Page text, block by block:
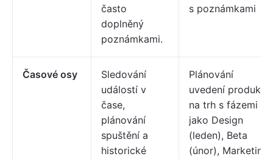
často
doplněný
poznámkami.
s poznámkami
Časové osy
Sledování
událostí v
čase,
plánování
spuštění a
historické
Plánování
uvedení produktu
na trh s fázemi
jako Design
(leden), Beta
(únor), Marketing